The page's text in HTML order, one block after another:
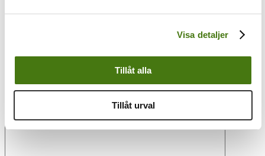
Visa detaljer
Tillåt alla
Tillåt urval
Lämna en kommentar
Kommentar